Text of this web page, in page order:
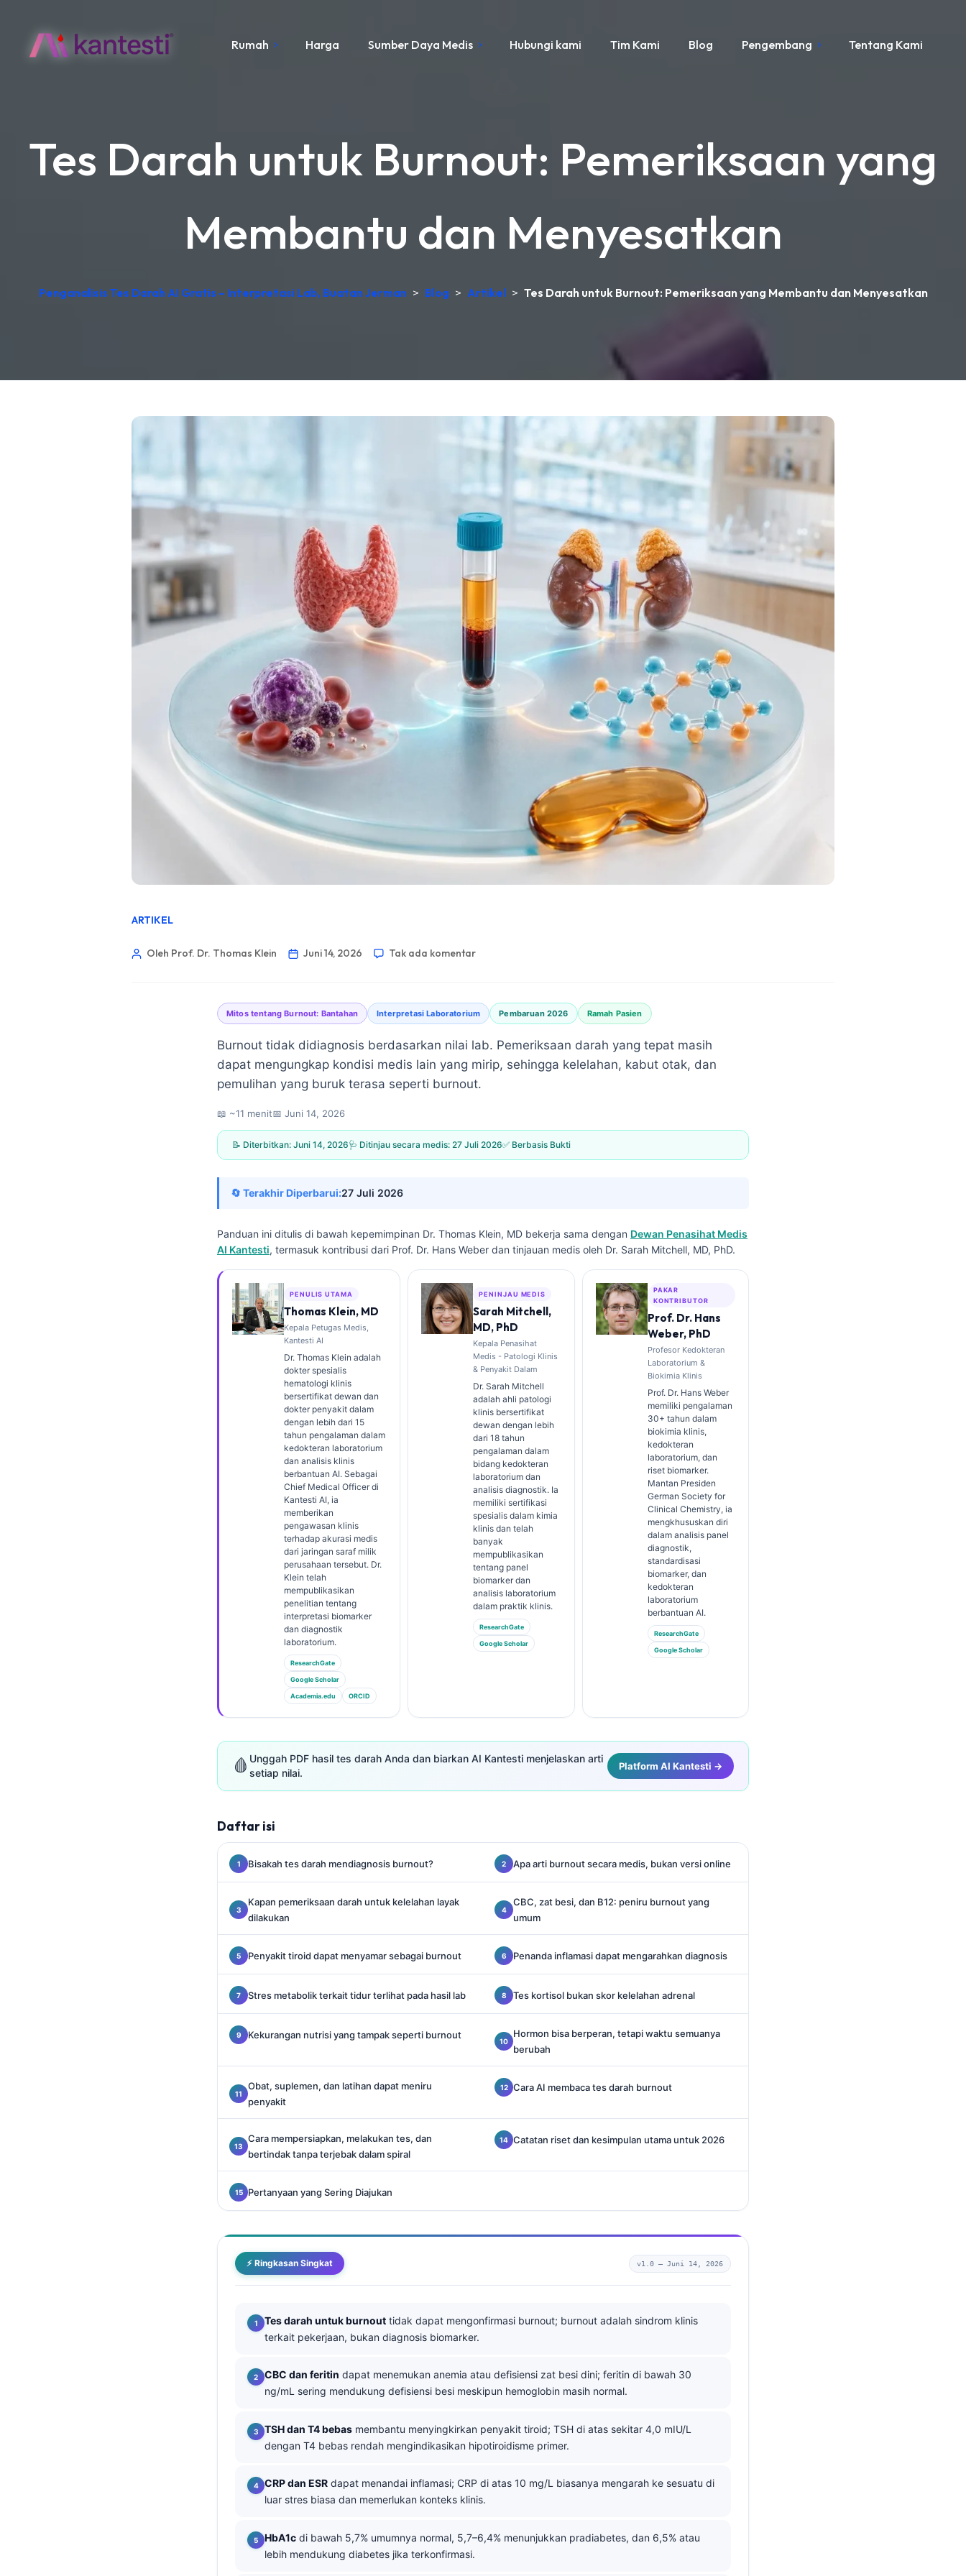
Rumah Harga Sumber Daya Medis Hubungi kami Tim Kami Blog Pengembang Tentang Kami
Tes Darah untuk Burnout: Pemeriksaan yang
Membantu dan Menyesatkan
Penganalisis Tes Darah AI Gratis – Interpretasi Lab, Buatan Jerman > Blog > Artikel > Tes Darah untuk Burnout: Pemeriksaan yang Membantu dan Menyesatkan
ARTIKEL
Oleh Prof. Dr. Thomas Klein Juni 14, 2026 Tak ada komentar
Mitos tentang Burnout: Bantahan Interpretasi Laboratorium Pembaruan 2026 Ramah Pasien
Burnout tidak didiagnosis berdasarkan nilai lab. Pemeriksaan darah yang tepat masih
dapat mengungkap kondisi medis lain yang mirip, sehingga kelelahan, kabut otak, dan
pemulihan yang buruk terasa seperti burnout.
📖 ~11 menit📅 Juni 14, 2026
📝 Diterbitkan: Juni 14, 2026🩺 Ditinjau secara medis: 27 Juli 2026✅ Berbasis Bukti
🔄 Terakhir Diperbarui:27 Juli 2026
Panduan ini ditulis di bawah kepemimpinan Dr. Thomas Klein, MD bekerja sama dengan Dewan Penasihat Medis
AI Kantesti, termasuk kontribusi dari Prof. Dr. Hans Weber dan tinjauan medis oleh Dr. Sarah Mitchell, MD, PhD.
PENULIS UTAMA
Thomas Klein, MD
Kepala Petugas Medis,
Kantesti AI
Dr. Thomas Klein adalah
dokter spesialis
hematologi klinis
bersertifikat dewan dan
dokter penyakit dalam
dengan lebih dari 15
tahun pengalaman dalam
kedokteran laboratorium
dan analisis klinis
berbantuan AI. Sebagai
Chief Medical Officer di
Kantesti AI, ia
memberikan
pengawasan klinis
terhadap akurasi medis
dari jaringan saraf milik
perusahaan tersebut. Dr.
Klein telah
mempublikasikan
penelitian tentang
interpretasi biomarker
dan diagnostik
laboratorium.
ResearchGate
Google Scholar
Academia.edu ORCID
PENINJAU MEDIS
Sarah Mitchell,
MD, PhD
Kepala Penasihat
Medis - Patologi Klinis
& Penyakit Dalam
Dr. Sarah Mitchell
adalah ahli patologi
klinis bersertifikat
dewan dengan lebih
dari 18 tahun
pengalaman dalam
bidang kedokteran
laboratorium dan
analisis diagnostik. Ia
memiliki sertifikasi
spesialis dalam kimia
klinis dan telah
banyak
mempublikasikan
tentang panel
biomarker dan
analisis laboratorium
dalam praktik klinis.
ResearchGate
Google Scholar
PAKAR
KONTRIBUTOR
Prof. Dr. Hans
Weber, PhD
Profesor Kedokteran
Laboratorium &
Biokimia Klinis
Prof. Dr. Hans Weber
memiliki pengalaman
30+ tahun dalam
biokimia klinis,
kedokteran
laboratorium, dan
riset biomarker.
Mantan Presiden
German Society for
Clinical Chemistry, ia
mengkhususkan diri
dalam analisis panel
diagnostik,
standardisasi
biomarker, dan
kedokteran
laboratorium
berbantuan AI.
ResearchGate
Google Scholar
🩸 Unggah PDF hasil tes darah Anda dan biarkan AI Kantesti menjelaskan arti
setiap nilai.
Platform AI Kantesti →
Daftar isi
Bisakah tes darah mendiagnosis burnout? Apa arti burnout secara medis, bukan versi online
Kapan pemeriksaan darah untuk kelelahan layak
dilakukan
CBC, zat besi, dan B12: peniru burnout yang
umum
Penyakit tiroid dapat menyamar sebagai burnout Penanda inflamasi dapat mengarahkan diagnosis
Stres metabolik terkait tidur terlihat pada hasil lab Tes kortisol bukan skor kelelahan adrenal
Kekurangan nutrisi yang tampak seperti burnout
Hormon bisa berperan, tetapi waktu semuanya
berubah
Obat, suplemen, dan latihan dapat meniru
penyakit
Cara AI membaca tes darah burnout
Cara mempersiapkan, melakukan tes, dan
bertindak tanpa terjebak dalam spiral
Catatan riset dan kesimpulan utama untuk 2026
Pertanyaan yang Sering Diajukan
⚡ Ringkasan Singkat v1.0 — Juni 14, 2026
Tes darah untuk burnout tidak dapat mengonfirmasi burnout; burnout adalah sindrom klinis
terkait pekerjaan, bukan diagnosis biomarker.
CBC dan feritin dapat menemukan anemia atau defisiensi zat besi dini; feritin di bawah 30
ng/mL sering mendukung defisiensi besi meskipun hemoglobin masih normal.
TSH dan T4 bebas membantu menyingkirkan penyakit tiroid; TSH di atas sekitar 4,0 mIU/L
dengan T4 bebas rendah mengindikasikan hipotiroidisme primer.
CRP dan ESR dapat menandai inflamasi; CRP di atas 10 mg/L biasanya mengarah ke sesuatu di
luar stres biasa dan memerlukan konteks klinis.
HbA1c di bawah 5,7% umumnya normal, 5,7–6,4% menunjukkan pradiabetes, dan 6,5% atau
lebih mendukung diabetes jika terkonfirmasi.